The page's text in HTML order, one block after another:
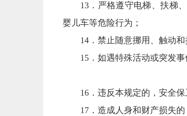
13．严格遵守电梯、扶梯
婴儿车等危险行为；
14．禁止随意挪用、触动
15．如遇特殊活动或突发
16．违反本规定的，安全
17．造成人身和财产损失